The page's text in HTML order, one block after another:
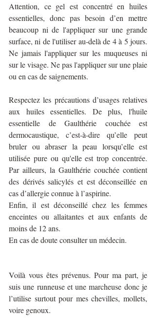
Attention, ce gel est concentré en huiles
essentielles, donc pas besoin d’en mettre
beaucoup ni de l'appliquer sur une grande
surface, ni de l'utiliser au-delà de 4 à 5 jours.
Ne jamais l'appliquer sur les muqueuses ni
sur le visage. Ne pas l'appliquer sur une plaie
ou en cas de saignements.
Respectez les précautions d’usages relatives
aux huiles essentielles. De plus, l'huile
essentielle de Gaulthérie couchée est
dermocaustique, c’est-à-dire qu’elle peut
bruler ou abraser la peau lorsqu’elle est
utilisée pure ou qu'elle est trop concentrée.
Par ailleurs, la Gaulthérie couchée contient
des dérivés salicylés et est déconseillée en
cas d’allergie connue à l’aspirine.
Enfin, il est déconseillé chez les femmes
enceintes ou allaitantes et aux enfants de
moins de 12 ans.
En cas de doute consulter un médecin.
Voilà vous êtes prévenus. Pour ma part, je
suis une runneuse et une marcheuse donc je
l’utilise surtout pour mes chevilles, mollets,
voire genoux.